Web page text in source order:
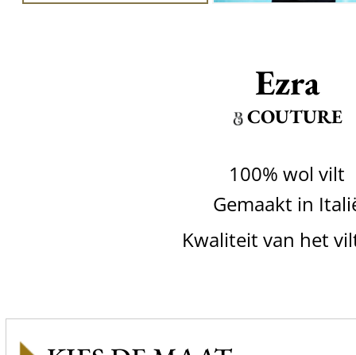
Ezra
COUTURE
100% wol vilt
Gemaakt in
Kwaliteit van het